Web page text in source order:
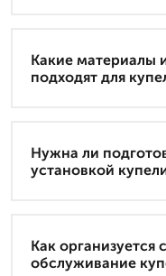
Какие материалы
подходят для
Нужна ли
установкой
Как организуется
обслуживание